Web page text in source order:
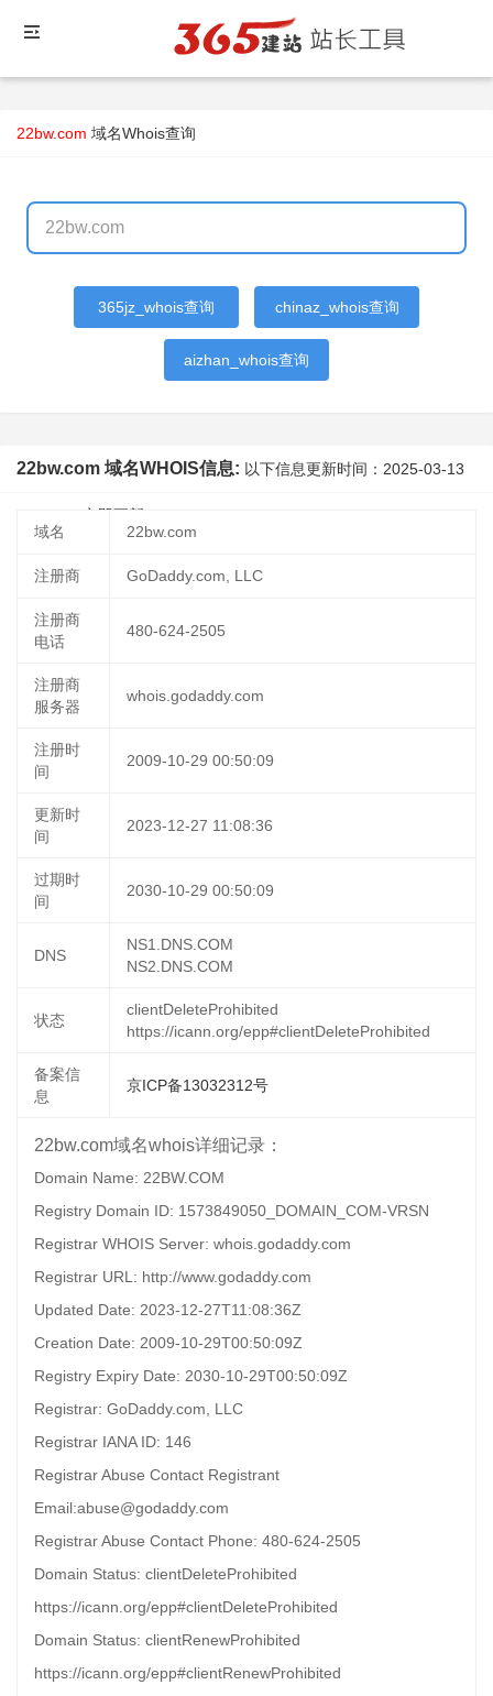
22bw.com 域名Whois查询
365jz_whois查询 chinaz_whois查询
aizhan_whois查询
22bw.com 域名WHOIS信息: 以下信息更新时间： 2025-03-13
立即更新
域名
22bw.com
注册商 GoDaddy.com, LLC
注册商
电话
480-624-2505
注册商
服务器
whois.godaddy.com
注册时
间
2009-10-29 00:50:09
更新时
间
2023-12-27 11:08:36
过期时
间
2030-10-29 00:50:09
DNS
NS1.DNS.COM
NS2.DNS.COM
状态
clientDeleteProhibited
https://icann.org/epp#clientDeleteProhibited
备案信
息
京ICP备13032312号
22bw.com域名whois详细记录：
Domain Name: 22BW.COM
Registry Domain ID: 1573849050_DOMAIN_COM-VRSN
Registrar WHOIS Server: whois.godaddy.com
Registrar URL: http://www.godaddy.com
Updated Date: 2023-12-27T11:08:36Z
Creation Date: 2009-10-29T00:50:09Z
Registry Expiry Date: 2030-10-29T00:50:09Z
Registrar: GoDaddy.com, LLC
Registrar IANA ID: 146
Registrar Abuse Contact Registrant
Email:abuse@godaddy.com
Registrar Abuse Contact Phone: 480-624-2505
Domain Status: clientDeleteProhibited
https://icann.org/epp#clientDeleteProhibited
Domain Status: clientRenewProhibited
https://icann.org/epp#clientRenewProhibited